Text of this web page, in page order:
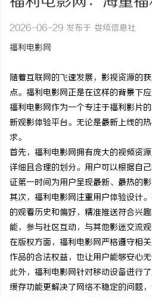
2026-06-29 发布于 娄烦信息社
福利电影网
随着互联网的飞速发展，影视资源的
点。福利电影网正是在这样的背景下
福利电影网作为一个专注于福利影片
新观影体验平台。无论是最新上线的
求。
首先，福利电影网拥有庞大的视频资
详细且合理的划分。用户可以根据自
证第一时间为用户呈现最新、最热的影
其次，福利电影网注重用户体验设计
的观看历史和偏好，精准推送符合兴
能，参与社区互动，与其他影迷交流
在版权方面，福利电影网严格遵守相
作品的合法权益，也让用户能够安心
此外，福利电影网针对移动设备进行
缓存功能更解决了网络不稳定的问题